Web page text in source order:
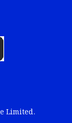
Limited.